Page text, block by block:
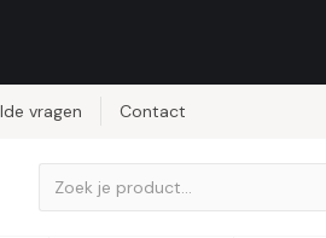
vragen Contact